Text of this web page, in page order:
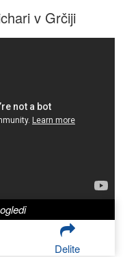
v Grčiji
ogledi
Delite